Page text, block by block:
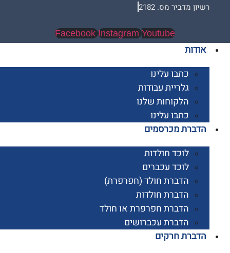
מדביר מס. 2182
Facebook Instagram
כתבו עלינו
גלריית עבודות
הלקוחות שלנו
כתבו עלינו
מכרסמים
לוכד חולדות
לוכד עכברים
הדברת חולד (חפרפרת)
הדברת חולדות
הדברת חפרפרת או חולד
הדברת עכברושים
חרקים